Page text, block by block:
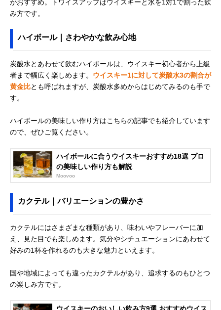
がおすすめ。トワイスアップはウイスキーと水を1対1で割った飲
み方です。
ハイボール｜さわやかな飲み心地
炭酸水とあわせて飲むハイボールは、ウイスキー初心者から上級
者まで幅広く楽しめます。 ウイスキー1に対して炭酸水3の割合が
黄金比とも呼ばれますが、炭酸水多めからはじめてみるのも手で
す。
ハイボールの美味しい作り方はこちらの記事でも紹介しています
ので、ぜひご覧ください。
ハイボールに合うウイスキーおすすめ18選 プロ
の美味しい作り方も解説
Moovoo
カクテル｜バリエーションの豊かさ
カクテルにはさまざまな種類があり、味わいやフレーバーに加
え、見た目でも楽しめます。気分やシチュエーションにあわせて
好みの1杯を作れるのも大きな魅力といえます。
国や地域によっても違ったカクテルがあり、追求するのもひとつ
の楽しみ方です。
ウイスキーのおいしい飲み方9選 おすすめウイス